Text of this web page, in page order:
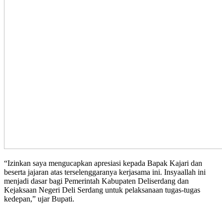
“Izinkan saya mengucapkan apresiasi kepada Bapak Kajari dan
beserta jajaran atas terselenggaranya kerjasama ini. Insyaallah ini
menjadi dasar bagi Pemerintah Kabupaten Deliserdang dan
Kejaksaan Negeri Deli Serdang untuk pelaksanaan tugas-tugas
kedepan,” ujar Bupati.